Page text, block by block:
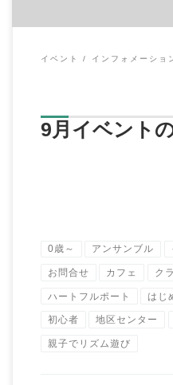
イベント インフォメーショ
9月イベント
0歳～ アンサンブル
お問合せ カフェ ク
ハートフルポート はじ
初心者 地区センター
親子でリズム遊び